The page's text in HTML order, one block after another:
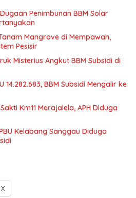
Penimbunan BBM Solar
Mangrove di Mempawah,
Pesisir
Misterius Angkut BBM Subsidi di
14.282.683, BBM Subsidi Mengalir ke
Km11 Merajalela, APH Diduga
Kelabang Sanggau Diduga
X